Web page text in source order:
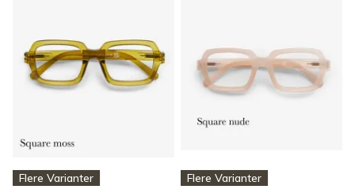
Flere Varianter Flere Varianter